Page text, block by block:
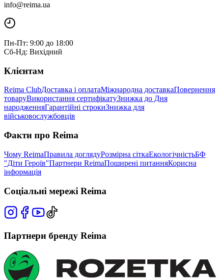
info@reima.ua
Пн-Пт: 9:00 до 18:00
Сб-Нд: Вихідний
Клієнтам
Reima ClubДоставка і оплатаМіжнародна доставкаПовернення
товаруВикористання сертифікатуЗнижка до Дня
народженняГарантійні строкиЗнижка для
військовослужбовців
Факти про Reima
Чому ReimaПравила доглядуРозмірна сіткаЕкологічністьБФ
"Діти Героїв"Партнери ReimaПоширені питанняКорисна
інформація
Соціальні мережі Reima
Партнери бренду Reima